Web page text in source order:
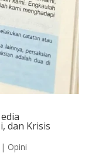
dan Krisis
| Opini